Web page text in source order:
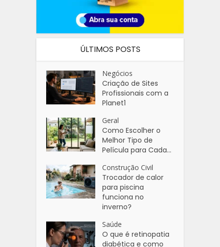
ÚLTIMOS POSTS
Negócios
Criação de Sites
Profissionais com a
Planet1
Geral
Como Escolher o
Melhor Tipo de
Película para Cada...
Construção Civil
Trocador de calor
para piscina
funciona no
inverno?
Saúde
O que é retinopatia
diabética e como